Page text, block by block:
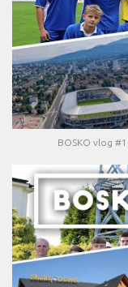
BOSKO vlog